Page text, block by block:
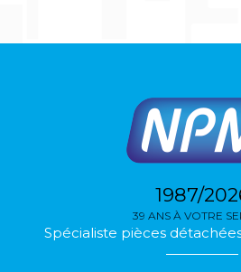
1987/
39 ANS À VOTRE
Spécialiste pièces